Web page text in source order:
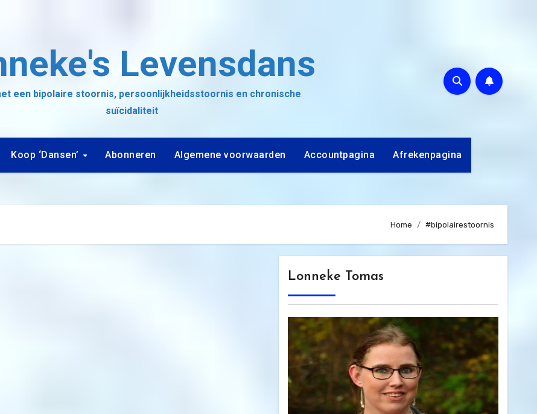
Levensdans
een bipolaire stoornis, persoonlijkheidsstoornis en chronische
suïcidaliteit
Koop ‘Dansen’ Abonneren Algemene voorwaarden Accountpagina Afrekenpagina
Home #bipolairestoornis
Lonneke Tomas